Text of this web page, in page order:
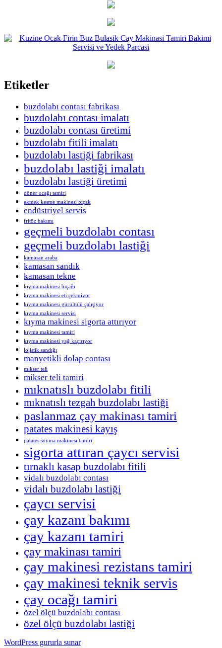
Etiketler
buzdolabı contası fabrikası
buzdolabı contası imalatı
buzdolabı contası üretimi
buzdolabı fitili imalatı
buzdolabı lastiği fabrikası
buzdolabı lastiği imalatı
buzdolabı lastiği üretimi
döner ocağı tamiri
ekmek kesme makinesi bıçak
endüstriyel servis
fritöz bakımı
geçmeli buzdolabı contası
geçmeli buzdolabı lastiği
kamasan araba
kamasan sandık
kamasan tekne
kıyma makinesi bıçağı
kıyma makinesi eti çekmiyor
kıyma makinesi gürültülü çalışıyor
kıyma makinesi servisi
kıyma makinesi sigorta attırıyor
kıyma makinesi tamiri
kıyma makinesi yağ kaçırıyor
lojistik sandığı
manyetikli dolap contası
mikser teli
mikser teli tamiri
mıknatıslı buzdolabı fitili
mıknatıslı tezgah buzdolabı lastiği
paslanmaz çay makinası tamiri
patates makinesi kayış
patates soyma makinesi tamiri
sigorta attıran çaycı servisi
tırnaklı kasap buzdolabı fitili
vidalı buzdolabı contası
vidalı buzdolabı lastiği
çaycı servisi
çay kazanı bakımı
çay kazanı tamiri
çay makinası tamiri
çay makinesi rezistans tamiri
çay makinesi teknik servis
çay ocağı tamiri
özel ölçü buzdolabı contası
özel ölçü buzdolabı lastiği
WordPress gururla sunar